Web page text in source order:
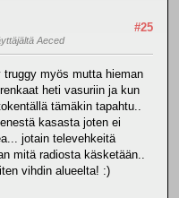
#25
Aeced
myös mutta hieman
heti vasuriin ja kun
tämäkin tapahtu..
kasasta joten ei
jotain televehkeitä
mitä radiosta käsketään..
vihdin alueelta! :)